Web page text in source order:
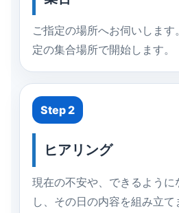
ご指定の場所へお伺いしま
定の集合場所で開始します。
Step 2
ヒアリング
現在の不安や、できるよう
し、その日の内容を組み立